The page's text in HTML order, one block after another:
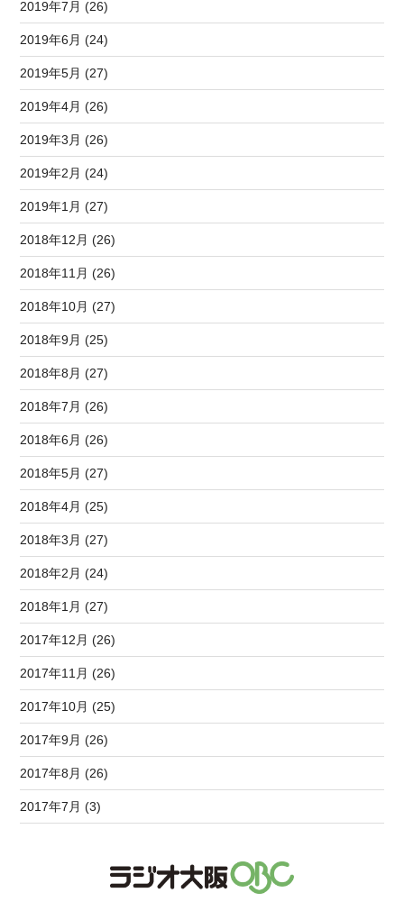
2019年7月 (26)
2019年6月 (24)
2019年5月 (27)
2019年4月 (26)
2019年3月 (26)
2019年2月 (24)
2019年1月 (27)
2018年12月 (26)
2018年11月 (26)
2018年10月 (27)
2018年9月 (25)
2018年8月 (27)
2018年7月 (26)
2018年6月 (26)
2018年5月 (27)
2018年4月 (25)
2018年3月 (27)
2018年2月 (24)
2018年1月 (27)
2017年12月 (26)
2017年11月 (26)
2017年10月 (25)
2017年9月 (26)
2017年8月 (26)
2017年7月 (3)